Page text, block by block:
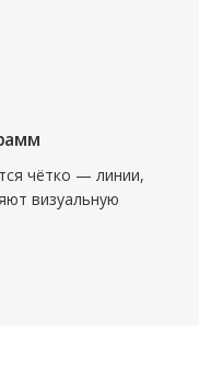
чётко — линии,
визуальную